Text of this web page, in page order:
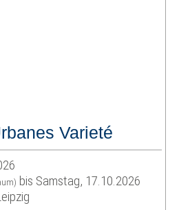
Varieté
bis Samstag, 17.10.2026